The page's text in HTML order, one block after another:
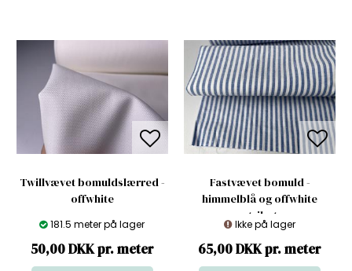
Twillvævet bomuldslærred -
offwhite
181.5 meter på lager
50,00 DKK pr. meter
Fastvævet bomuld -
himmelblå og offwhite
stribet
Ikke på lager
65,00 DKK pr. meter